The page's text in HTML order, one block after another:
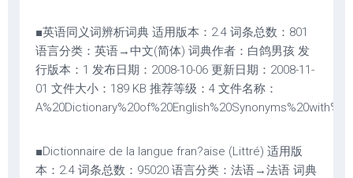
■英语同义词辨析词典 适用版本：2.4 词条总数：801
语言分类：英语→中文(简体) 词典作者：白鸽男孩 发
行版本：1 发布日期：2008-10-06 更新日期：2008-11-
01 文件大小：189 KB 推荐等级：4 文件名称：
■Dictionnaire de la langue fran?aise (Littré) 适用版
本：2.4 词条总数：95020 语言分类：法语→法语 词典